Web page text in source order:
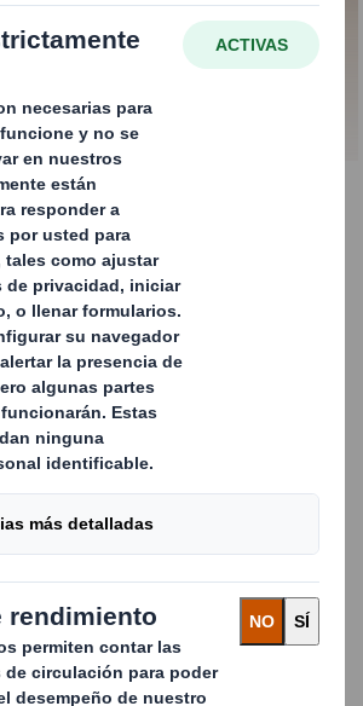
papel
de calidad
de papel llevan a cabo
de acuerdo con los estándares
garantizar la fiabilidad y la
diferentes pruebas, como las
superficiales, onduladas,
equipos especializados
del papel de alta calidad